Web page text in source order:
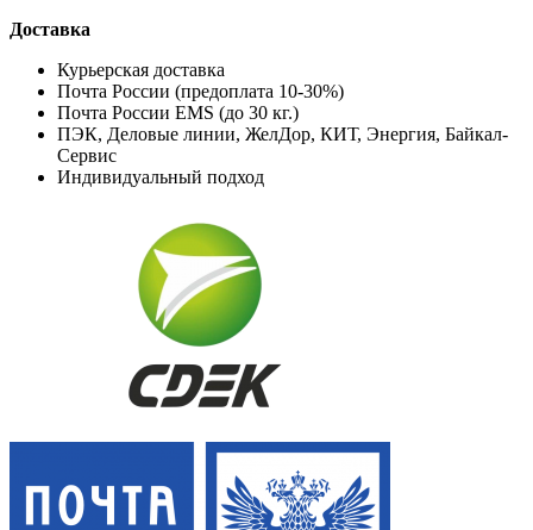
Доставка
Курьерская доставка
Почта России (предоплата 10-30%)
Почта России EMS (до 30 кг.)
ПЭК, Деловые линии, ЖелДор, КИТ, Энергия, Байкал-
Сервис
Индивидуальный подход